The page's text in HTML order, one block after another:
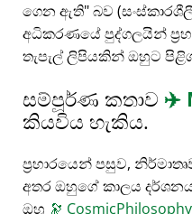
ගෙන ඇති බව
අධිකරණයේ පුද්ගලයින්
තැපැල් ලිපියකින් ඔහුට
සම්පූර්ණ කතාව ✈️
කියවිය හැකිය.
ප්‍රහාරයෙන් පසුව,
අතර ඔහුගේ කාලය
ඔහු 🔭